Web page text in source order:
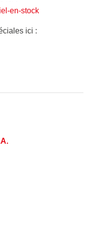
en-stock
ici :